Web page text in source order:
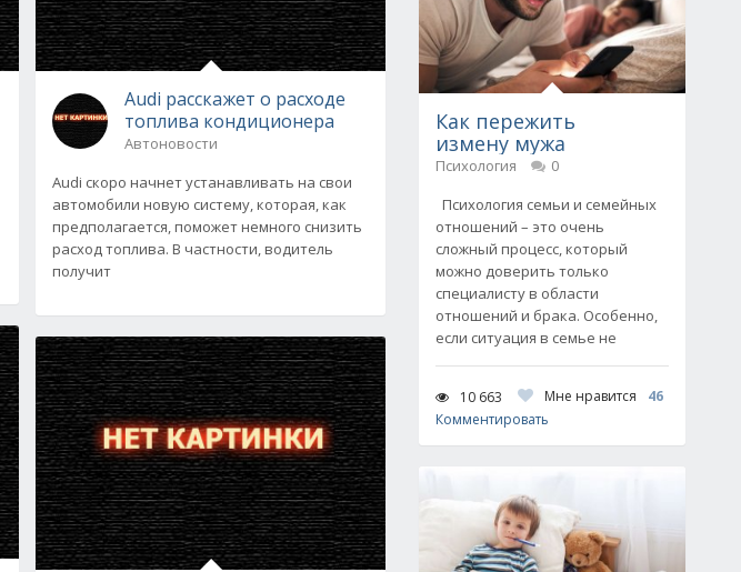
Audi расскажет о расходе
топлива кондиционера
Автоновости
Audi скоро начнет устанавливать на свои
автомобили новую систему, которая, как
предполагается, поможет немного снизить
расход топлива. В частности, водитель
получит
Как пережить
измену мужа
Психология
0
Психология семьи и семейных
отношений – это очень
сложный процесс, который
можно доверить только
специалисту в области
отношений и брака. Особенно,
если ситуация в семье не
10 663 Мне нравится
46
Комментировать